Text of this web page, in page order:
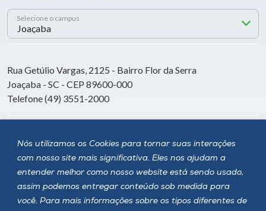
Nós utilizamos os Cookies para tornar suas interações
com nosso site mais significativa. Eles nos ajudam a
entender melhor como nosso website está sendo usado,
assim podemos entregar conteúdo sob medida para
você. Para mais informações sobre os tipos diferentes de
Selecione o campus
Rua Getúlio Vargas, 2125 - Bairro Flor da Serra
Joaçaba - SC - CEP 89600-000
Telefone (49) 3551-2000
Siga a Unoesc